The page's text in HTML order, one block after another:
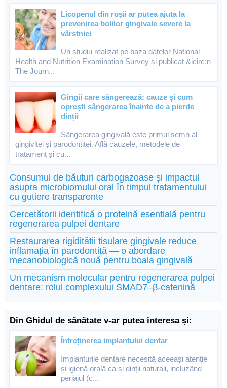
Licopenul din roșii ar putea ajuta la
prevenirea bolilor gingivale severe la
vârstnici
Un studiu realizat pe baza datelor National
Health and Nutrition Examination Survey și publicat &icirc;n
The Journ...
Gingii care sângerează: cauze și cum
oprești sângerarea înainte de a pierde
dinții
Sângerarea gingivală este primul semn al
gingivitei și parodontitei. Află cauzele, metodele de
tratament și cu...
Consumul de băuturi carbogazoase și impactul
asupra microbiomului oral în timpul tratamentului
cu gutiere transparente
Cercetătorii identifică o proteină esențială pentru
regenerarea pulpei dentare
Restaurarea rigidității tisulare gingivale reduce
inflamația în parodontită — o abordare
mecanobiologică nouă pentru boala gingivală
Un mecanism molecular pentru regenerarea pulpei
dentare: rolul complexului SMAD7–β-catenină
Din Ghidul de sănătate v-ar putea interesa și:
Întreținerea implantului dentar
Implanturile dentare necesită aceeași atenție
și igienă orală ca și dinții naturali, incluzând
periajul (c...